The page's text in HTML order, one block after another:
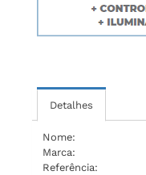
Detalhes
Nome:
Marca:
Referência: